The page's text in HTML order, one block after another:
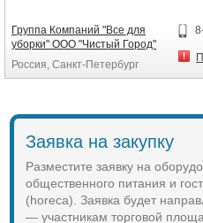
Высота 122 см
Длина 50 см
Ширина 38 см
Диаметр
Указана
покупается
Группа Компаний "Все для
уборки" ООО "Чистый Город"
Россия, Санкт-Петербург
Заявка на закупку
Разместите заявку на
общественного питания и
(horeca). Заявка будет
— участникам торговой